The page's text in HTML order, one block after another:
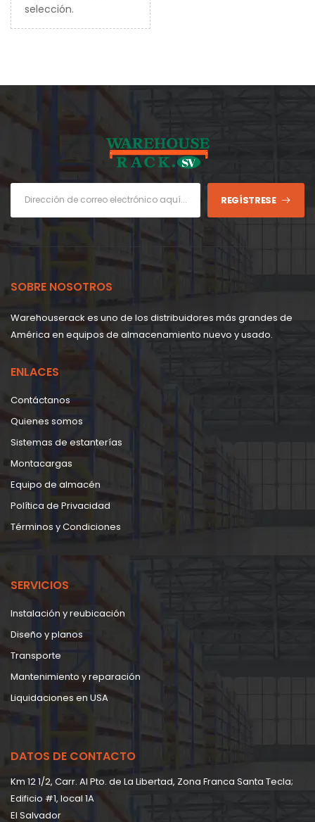
selección.
REGÍSTRESE
SOBRE NOSOTROS
Warehouserack es uno de los distribuidores más grandes de
América en equipos de almacenamiento nuevo y usado.
ENLACES
Contáctanos
Quienes somos
Sistemas de estanterías
Montacargas
Equipo de almacén
Política de Privacidad
Términos y Condiciones
SERVICIOS
Instalación y reubicación
Diseño y planos
Transporte
Mantenimiento y reparación
Liquidaciones en USA
DATOS DE CONTACTO
Km 12 1/2, Carr. Al Pto. de La Libertad, Zona Franca Santa Tecla;
Edificio #1, local 1A
EI Salvador